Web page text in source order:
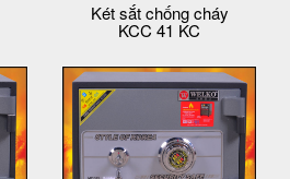
Két sắt chống cháy
KCC 41 KC